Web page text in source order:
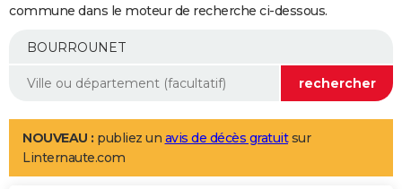
Essais
Réserver un essai
Citadines
Berlines
SUV
Forum auto
+
Mobiles
Meilleur smartphone
Internet
Ordinateurs
Jeux vidéo
Guide high-tech
Aménagement intérieur
LIFESTYLE
Art de vivre
Bien-être
Loisirs
Mode
Modes de vie
commune dans le moteur de recherche ci-dessous.
NOUVEAU : publiez un avis de décès gratuitsur
Linternaute.com